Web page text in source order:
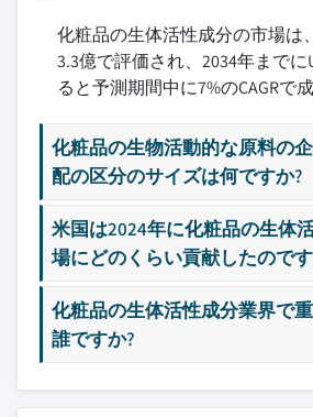
3.11 貿易統計（HSコード） （
のみ提供されます）
3.11.1 主要輸入国
3.11.2 主要輸出国
3.12 持続可能性と環境側面
3.12.1 持続可能な実践
3.12.2 廃棄物削減戦略
3.12.3 生産におけるエネル
3.12.4 環境に優しい取り組み
3.13 カーボンフットプリントの
3.14 原材料分析
3.14.1 植物由来原料
6.5.2 セラミド
6.5.3 リン脂質
6.5.4 その他
6.6 酵素
6.6.1 プロテアーゼ
6.6.2 リパーゼ
6.6.3 その他
6.7 ビタミンとミネラル
6.7.1 ビタミンA
6.7.2 ビタミンC
6.7.3 ビタミンE
6.7.4 その他
8.4.2 アイメイクアップ
8.4.3 リップ製品
8.4.4 その他
8.5 フレグランス
8.6 口腔ケア
8.7 その他
10.3.4 イタリア
10.3.5 スペイン
10.3.6 欧州その他
10.4 アジア太平洋
10.4.1 中国
10.4.2 インド
10.4.3 日本
10.4.4 オーストラリア
10.4.5 韓国
10.4.6 アジア太平洋その他
10.5 ラテンアメリカ
11.6 Codif Technologie Naturelle
11.7 Croda International Plc
11.8 Evonik Industries AG
11.9 Gattefossé SAS
11.10 Givaudan SA
11.11 Laboratoires Expanscience
11.12 Lipotec S.A.U.
11.13 Lonza Group
11.14 Lucas Meyer Cosmetics
11.15 Mibelle Biochemistry
11.16 Provital Group
11.17 Seppic SA
11.19 Symrise AG
化粧品の生体活性成分の市場は
3.3億で評価され、2034年までに
ると予測期間中に7%のCAGRで
化粧品の生物活動的な原料の
配の区分のサイズは何ですか?
米国は2024年に化粧品の生体
場にどのくらい貢献したので
化粧品の生体活性成分業界で
誰ですか?